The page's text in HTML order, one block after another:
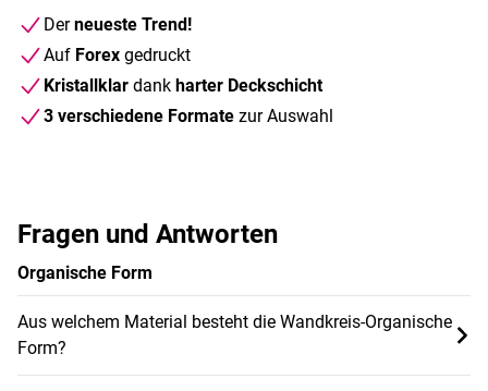
Derneueste Trend!
Auf Forex gedruckt
Kristallklar dank harter Deckschicht
3 verschiedene Formate zur Auswahl
Fragen und Antworten
Organische Form
Aus welchem Material besteht die Wandkreis-Organische
Form?